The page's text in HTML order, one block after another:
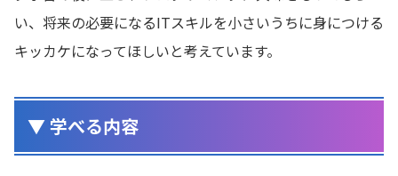
い、将来の必要になるITスキルを小さいうちに身につける
キッカケになってほしいと考えています。
▼ 学べる内容